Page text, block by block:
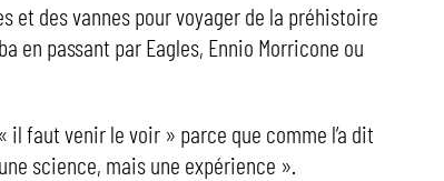
et des vannes pour voyager de la préhistoire
en passant par Eagles, Ennio Morricone ou
il faut venir le voir » parce que comme l’a dit
science, mais une expérience ».